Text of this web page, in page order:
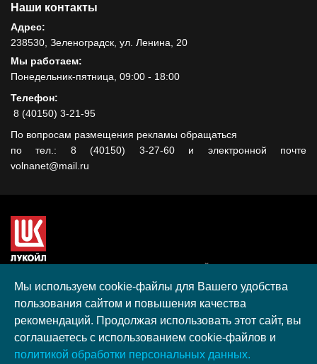
Наши контакты
Адрес:
238530, Зеленоградск, ул. Ленина, 20
Мы работаем:
Понедельник-пятница, 09:00 - 18:00
Телефон:
8 (40150) 3-21-95
По вопросам размещения рекламы обращаться
по тел.: 8 (40150) 3-27-60 и электронной почте
volnanet@mail.ru
гранта, полученного в рамках XIII Конкурса социальных и
культурных проектов ПАО "ЛУКОЙЛ" на территории
Калининградской области в 2020 году
Согласие на обработку персональных данных
Разработка, поддержка и продвижение S-Media group
© 2026 МАУ «Редакция общественно-политической газеты
Мы используем cookie-файлы для Вашего удобства
пользования сайтом и повышения качества
рекомендаций. Продолжая использовать этот сайт, вы
соглашаетесь с использованием cookie-файлов и
политикой обработки персональных данных.